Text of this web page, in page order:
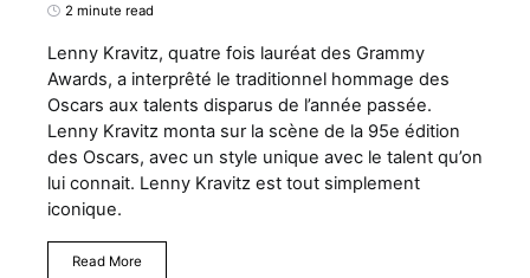
2 minute read
Lenny Kravitz, quatre fois lauréat des Grammy
Awards, a interprêté le traditionnel hommage des
Oscars aux talents disparus de l’année passée.
Lenny Kravitz monta sur la scène de la 95e édition
des Oscars, avec un style unique avec le talent qu’on
lui connait. Lenny Kravitz est tout simplement
iconique.
Read More